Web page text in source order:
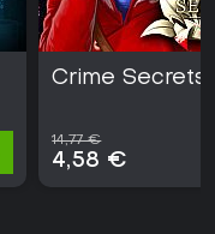
Crime Secrets:
14,77 €
4,58 €